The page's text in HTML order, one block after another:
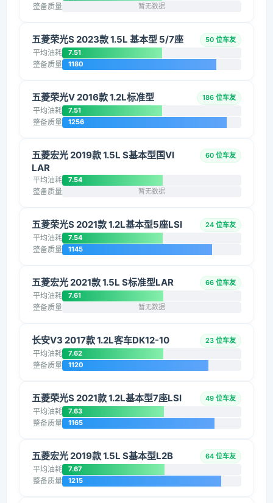
整备质量 暂无数据
五菱荣光S 2023款 1.5L 基本型 5/7座 50 位车友
平均油耗 7.51
整备质量 1180
五菱荣光V 2016款 1.2L标准型 186 位车友
平均油耗 7.51
整备质量 1256
五菱宏光 2019款 1.5L S基本型国VI
LAR
60 位车友
平均油耗 7.54
整备质量 暂无数据
五菱荣光S 2021款 1.2L基本型5座LSI 24 位车友
平均油耗 7.54
整备质量 1145
五菱宏光 2021款 1.5L S标准型LAR 66 位车友
平均油耗 7.61
整备质量 暂无数据
长安V3 2017款 1.2L客车DK12-10 23 位车友
平均油耗 7.62
整备质量 1120
五菱荣光S 2021款 1.2L基本型7座LSI 49 位车友
平均油耗 7.63
整备质量 1165
五菱宏光 2019款 1.5L S基本型L2B 64 位车友
平均油耗 7.67
整备质量 1215